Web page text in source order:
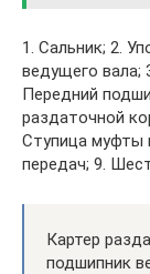
1. Сальник; 2.
ведущего вала;
Передний
раздаточной
Ступица муфты
передач; 9.
Картер
подшипник